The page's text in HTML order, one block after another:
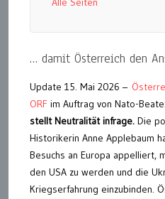
… damit Österreich den
Update 15. Mai 2026 –
ORF im Auftrag von Nato-
stellt Neutralität infrage. Die
Historikerin Anne Applebaum
Besuchs an Europa appelliert,
den USA zu werden und die
Kriegserfahrung einzubinden.